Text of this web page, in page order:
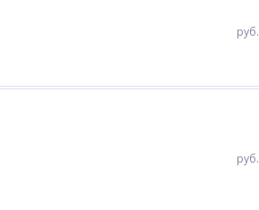
руб.
руб.